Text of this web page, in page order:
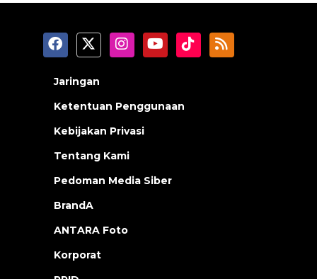
Jaringan
Ketentuan Penggunaan
Kebijakan Privasi
Tentang Kami
Pedoman Media Siber
BrandA
ANTARA Foto
Korporat